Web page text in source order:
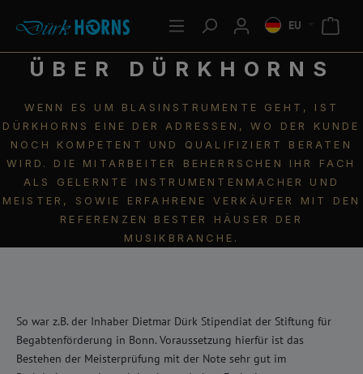
EU
ÜBER DÜRKHORNS
WENN ES UM BLASINSTRUMENTE GEHT, IST
DÜRKHORNS EINE DER ADRESSEN, WO DER KUNDE
NOCH KOMPETENT UND QUALIFIZIERT BERATEN
WIRD. DIE MITARBEITER BEHERRSCHEN IHR FACH
ALS GELERNTE INSTRUMENTENMACHER UND
MEISTER, SOWIE ERFAHRENE VERKÄUFER MIT DEN
REFERENZEN BESTER HÄUSER DER
MUSIKBRANCHE.
So war z.B. der Inhaber Dietmar Dürk Stipendiat der Stiftung für
Begabtenförderung in Bonn. Voraussetzung hierfür ist das
Bestehen der Meisterprüfung mit der Note sehr gut im